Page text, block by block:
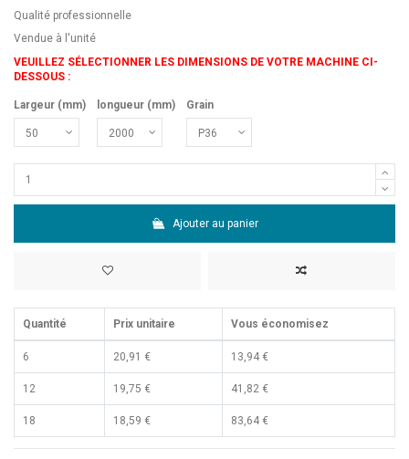
Qualité professionnelle
Vendue à l'unité
VEUILLEZ SÉLECTIONNER LES DIMENSIONS DE VOTRE MACHINE CI-
DESSOUS :
Largeur (mm) longueur (mm) Grain
Ajouter au panier
Quantité Prix unitaire Vous économisez
6 20,91 € 13,94 €
12 19,75 € 41,82 €
18 18,59 € 83,64 €